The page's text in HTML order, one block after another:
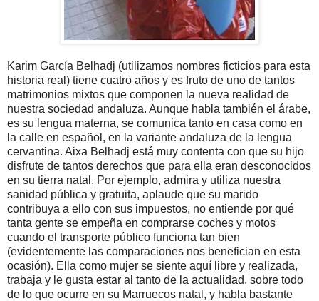
Karim García Belhadj (utilizamos nombres ficticios para esta
historia real) tiene cuatro años y es fruto de uno de tantos
matrimonios mixtos que componen la nueva realidad de
nuestra sociedad andaluza. Aunque habla también el árabe,
es su lengua materna, se comunica tanto en casa como en
la calle en español, en la variante andaluza de la lengua
cervantina. Aixa Belhadj está muy contenta con que su hijo
disfrute de tantos derechos que para ella eran desconocidos
en su tierra natal. Por ejemplo, admira y utiliza nuestra
sanidad pública y gratuita, aplaude que su marido
contribuya a ello con sus impuestos, no entiende por qué
tanta gente se empeña en comprarse coches y motos
cuando el transporte público funciona tan bien
(evidentemente las comparaciones nos benefician en esta
ocasión). Ella como mujer se siente aquí libre y realizada,
trabaja y le gusta estar al tanto de la actualidad, sobre todo
de lo que ocurre en su Marruecos natal, y habla bastante